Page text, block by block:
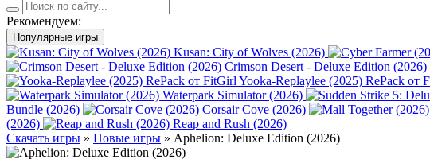
Рекомендуем:
Популярные игры
Kusan: City of Wolves (2026)
Crimson Desert - Deluxe Edition (2026)
Yooka-Replaylee (2025) RePack от
Waterpark Simulator (2026)
Bundle (2026)
Corsair Cove (2026)
(2026)
Reap and Rush (2026)
Скачать игры » Новые игры » Aphelion: Deluxe Edition (2026)